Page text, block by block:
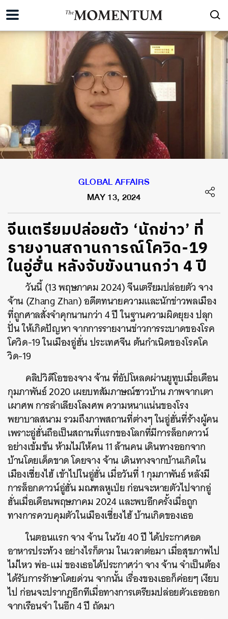
GLOBAL AFFAIRS
MAY 13, 2024
จีนเตรียมปล่อยตัว ‘นักข่าว’ ที่
รายงานสถานการณ์โควิด-19
ในอู่ฮั่น หลังจับขังนานกว่า 4 ปี
วันนี้ (13 พฤษภาคม 2024) จีนเตรียมปล่อยตัว จาง
จ้าน (Zhang Zhan) อดีตทนายความและนักข่าวพลเมือง
ที่ถูกศาลสั่งจำคุกนานกว่า 4 ปี ในฐานความผิดยุยง ปลุก
ปั่น ให้เกิดปัญหา จากการรายงานข่าวการระบาดของโรค
โควิด-19 ในเมืองอู่ฮั่น ประเทศจีน ต้นกำเนิดของโรคโค
วิด-19
คลิปวิดีโอของจาง จ้าน ที่อัปโหลดผ่านยูทูบเมื่อเดือน
กุมภาพันธ์ 2020 เผยบทสัมภาษณ์ชาวบ้าน ภาพจากเตา
เผาศพ การลำเลียงโลงศพ ความหนาแน่นของโรง
พยาบาลสนาม รวมถึงภาพสถานที่ต่างๆ ในอู่ฮั่นที่ร้างผู้คน
เพราะอู่ฮั่นถือเป็นสถานที่แรกของโลกที่มีการล็อกดาวน์
อย่างเข้มข้น ห้ามไม่ให้คน 11 ล้านคน เดินทางออกจาก
บ้านโดยเด็ดขาด โดยจาง จ้าน เดินทางจากบ้านเกิดใน
เมืองเซี่ยงไฮ้ เข้าไปในอู่ฮั่น เมื่อวันที่ 1 กุมภาพันธ์ หลังมี
การล็อกดาวน์อู่ฮั่น มณฑลหูเป่ย ก่อนจะหายตัวไปจากอู่
ฮั่นเมื่อเดือนพฤษภาคม 2024 และพบอีกครั้งเมื่อถูก
ทางการควบคุมตัวในเมืองเซี่ยงไฮ้ บ้านเกิดของเธอ
ในตอนแรก จาง จ้าน ในวัย 40 ปี ได้ประกาศอด
อาหารประท้วง อย่างไรก็ตาม ในเวลาต่อมา เมื่อสุขภาพไป
ไม่ไหว พ่อ-แม่ ของเธอได้ประกาศว่า จาง จ้าน จำเป็นต้อง
ได้รับการรักษาโดยด่วน จากนั้น เรื่องของเธอก็ค่อยๆ เงียบ
ไป ก่อนจะปรากฏอีกทีเมื่อทางการเตรียมปล่อยตัวเธอออก
จากเรือนจำ ในอีก 4 ปี ถัดมา